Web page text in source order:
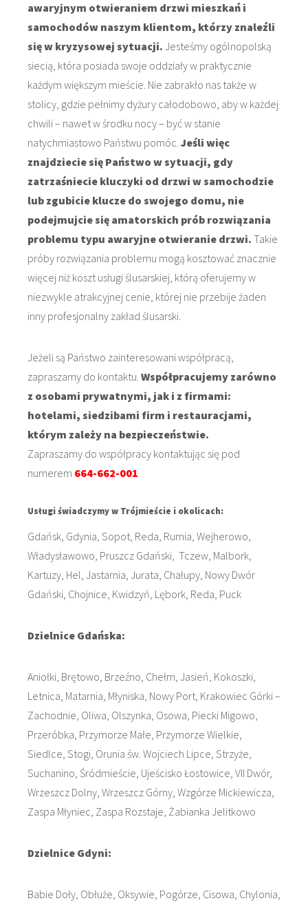
awaryjnym otwieraniem drzwi mieszkań i
samochodów naszym klientom, którzy znaleźli
się w kryzysowej sytuacji. Jesteśmy ogólnopolską
siecią, która posiada swoje oddziały w praktycznie
każdym większym mieście. Nie zabrakło nas także w
stolicy, gdzie pełnimy dyżury całodobowo, aby w każdej
chwili – nawet w środku nocy – być w stanie
natychmiastowo Państwu pomóc. Jeśli więc
znajdziecie się Państwo w sytuacji, gdy
zatrzaśniecie kluczyki od drzwi w samochodzie
lub zgubicie klucze do swojego domu, nie
podejmujcie się amatorskich prób rozwiązania
problemu typu awaryjne otwieranie drzwi. Takie
próby rozwiązania problemu mogą kosztować znacznie
więcej niż koszt usługi ślusarskiej, którą oferujemy w
niezwykle atrakcyjnej cenie, której nie przebije żaden
inny profesjonalny zakład ślusarski.
Jeżeli są Państwo zainteresowani współpracą,
zapraszamy do kontaktu. Współpracujemy zarówno
z osobami prywatnymi, jak i z firmami:
hotelami, siedzibami firm i restauracjami,
którym zależy na bezpieczeństwie.
Zapraszamy do współpracy kontaktując się pod
numerem 664-662-001
Usługi świadczymy w Trójmieście i okolicach:
Gdańsk, Gdynia, Sopot, Reda, Rumia, Wejherowo,
Władysławowo, Pruszcz Gdański, Tczew, Malbork,
Kartuzy, Hel, Jastarnia, Jurata, Chałupy, Nowy Dwór
Gdański, Chojnice, Kwidzyń, Lębork, Reda, Puck
Dzielnice Gdańska:
Aniołki, Brętowo, Brzeźno, Chełm, Jasień, Kokoszki,
Letnica, Matarnia, Młyniska, Nowy Port, Krakowiec Górki –
Zachodnie, Oliwa, Olszynka, Osowa, Piecki Migowo,
Przeróbka, Przymorze Małe, Przymorze Wielkie,
Siedlce, Stogi, Orunia św. Wojciech Lipce, Strzyże,
Suchanino, Śródmieście, Ujeścisko Łostowice, VII Dwór,
Wrzeszcz Dolny, Wrzeszcz Górny, Wzgórze Mickiewicza,
Zaspa Młyniec, Zaspa Rozstaje, Żabianka Jelitkowo
Dzielnice Gdyni:
Babie Doły, Obłuże, Oksywie, Pogórze, Cisowa, Chylonia,